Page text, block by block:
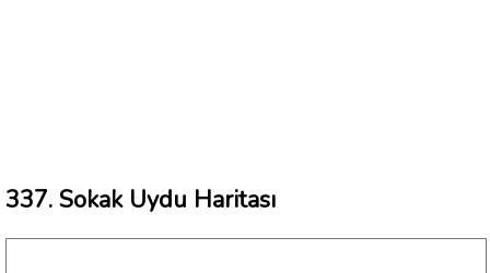
337. Sokak Uydu Haritası